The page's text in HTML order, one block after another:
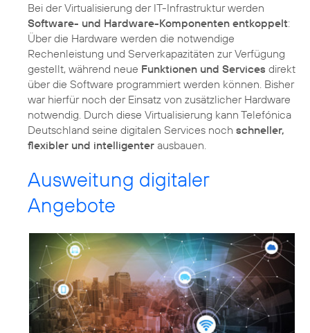
Bei der Virtualisierung der IT-Infrastruktur werden
Software- und Hardware-Komponenten entkoppelt:
Über die Hardware werden die notwendige
Rechenleistung und Serverkapazitäten zur Verfügung
gestellt, während neue Funktionen und Services direkt
über die Software programmiert werden können. Bisher
war hierfür noch der Einsatz von zusätzlicher Hardware
notwendig. Durch diese Virtualisierung kann Telefónica
Deutschland seine digitalen Services noch schneller,
flexibler und intelligenter ausbauen.
Ausweitung digitaler
Angebote